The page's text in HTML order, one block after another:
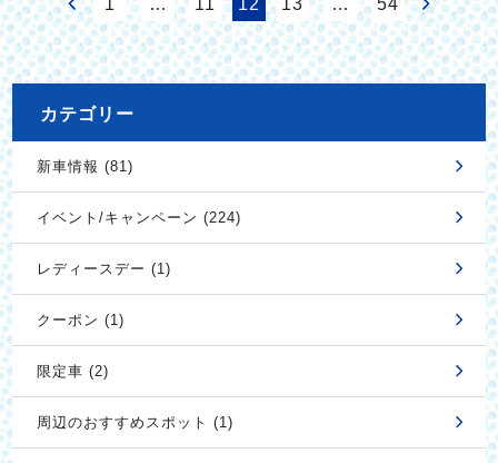
カテゴリー
新車情報 (81)
イベント/キャンペーン (224)
レディースデー (1)
クーポン (1)
限定車 (2)
周辺のおすすめスポット (1)